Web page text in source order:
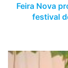
Feira Nova
festival